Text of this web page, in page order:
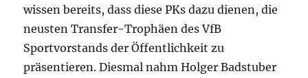
wissen bereits, dass diese PKs dazu dienen, die
neusten Transfer-Trophäen des VfB
Sportvorstands der Öffentlichkeit zu
präsentieren. Diesmal nahm Holger Badstuber